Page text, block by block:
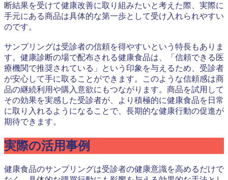
断結果を受けて健康改善に取り組みたいと考えた際、実際に
手元にある商品は具体的な第一歩として受け入れられやすい
のです。
サンプリングは受診者の信頼を得やすいという特長もありま
す。健康診断の場で配布される健康食品は、「信頼できる医
療機関で推奨されている」という印象を与えるため、受診者
が安心して手に取ることができます。このような信頼感は商
品の継続利用や購入意欲にもつながります。商品を試用して
その効果を実感した受診者が、より積極的に健康食品を日常
に取り入れるようになることで、長期的な健康行動の促進が
期待できます。
実際の活用事例
健康食品のサンプリングは受診者の健康意識を高めるだけで